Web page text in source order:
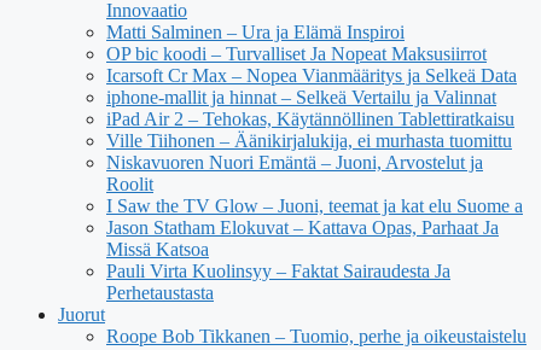
Innovaatio
Matti Salminen – Ura ja Elämä Inspiroi
OP bic koodi – Turvalliset Ja Nopeat Maksusiirrot
Icarsoft Cr Max – Nopea Vianmääritys ja Selkeä Data
iphone-mallit ja hinnat – Selkeä Vertailu ja Valinnat
iPad Air 2 – Tehokas, Käytännöllinen Tablettiratkaisu
Ville Tiihonen – Äänikirjalukija, ei murhasta tuomittu
Niskavuoren Nuori Emäntä – Juoni, Arvostelut ja
Roolit
I Saw the TV Glow – Juoni, teemat ja kat elu Suome a
Jason Statham Elokuvat – Kattava Opas, Parhaat Ja
Missä Katsoa
Pauli Virta Kuolinsyy – Faktat Sairaudesta Ja
Perhetaustasta
Juorut
Roope Bob Tikkanen – Tuomio, perhe ja oikeustaistelu